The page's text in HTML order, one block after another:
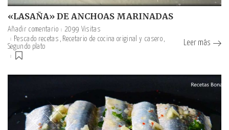
«LASAÑA» DE ANCHOAS MARINADAS
Añadir comentario
2099 Visitas
Pescado recetas
Recetario de cocina original y casero
Segundo plato
Leer más